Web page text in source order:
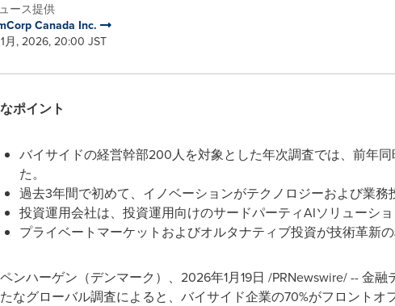
ース提供
Canada Inc.
月, 2026, 20:00 JST
ポイント
バイサイドの経営幹部200人を対象とした年次調査では、前年
た。
過去3年間で初めて、イノベーションがテクノロジーおよび業務
投資運用会社は、投資運用向けのサードパーティAIソリューシ
プライベートマーケットおよびオルタナティブ投資が技術革新
ンハーゲン（デンマーク）、2026年1月19日 /PRNewswire/ -- 金
なグローバル調査によると、バイサイド企業の70%がフロント